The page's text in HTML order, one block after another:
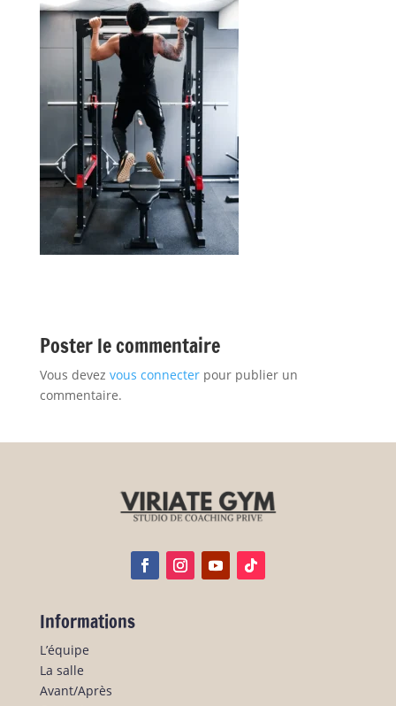
Poster le commentaire
Vous devez vous connecterpour publier un
commentaire.
Informations
L’équipe
La salle
Avant/Après